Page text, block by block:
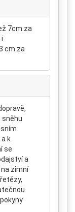
7cm za
cm za
sněhu
k
se
a
zimní